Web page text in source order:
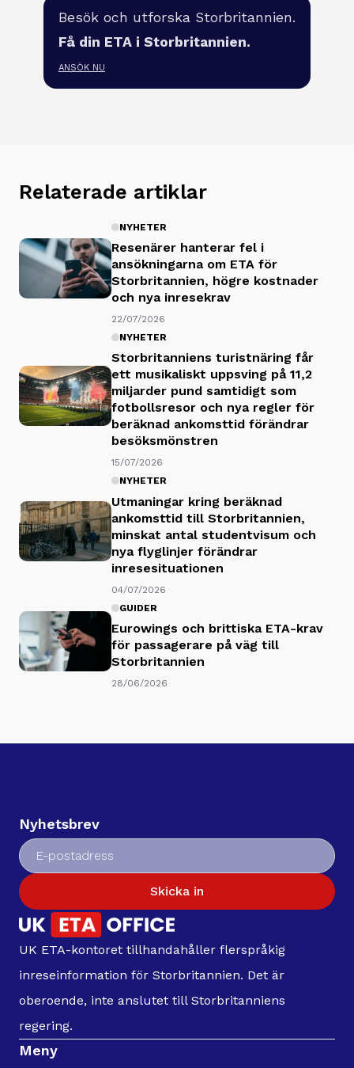
Besök och utforska Storbritannien.
Få din ETA i Storbritannien.
ANSÖK NU
Relaterade artiklar
NYHETER
Resenärer hanterar fel i
ansökningarna om ETA för
Storbritannien, högre kostnader
och nya inresekrav
22/07/2026
NYHETER
Storbritanniens turistnäring får
ett musikaliskt uppsving på 11,2
miljarder pund samtidigt som
fotbollsresor och nya regler för
beräknad ankomsttid förändrar
besöksmönstren
15/07/2026
NYHETER
Utmaningar kring beräknad
ankomsttid till Storbritannien,
minskat antal studentvisum och
nya flyglinjer förändrar
inresesituationen
04/07/2026
GUIDER
Eurowings och brittiska ETA-krav
för passagerare på väg till
Storbritannien
28/06/2026
Nyhetsbrev
Skicka in
UK ETA-kontoret tillhandahåller flerspråkig
inreseinformation för Storbritannien. Det är
oberoende, inte anslutet till Storbritanniens
regering.
Meny